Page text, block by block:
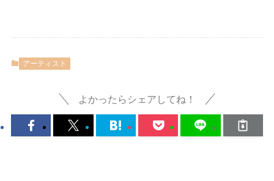
アーティスト
よかったらシェアしてね！